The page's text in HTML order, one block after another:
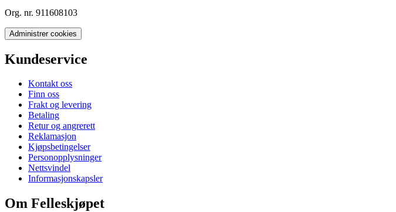
Org. nr. 911608103
Administrer cookies
Kundeservice
Kontakt oss
Finn oss
Frakt og levering
Betaling
Retur og angrerett
Reklamasjon
Kjøpsbetingelser
Personopplysninger
Nettsvindel
Informasjonskapsler
Om Felleskjøpet